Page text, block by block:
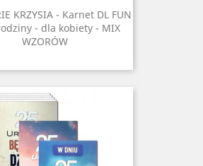
KRZYSIA - Karnet DL FUN
- dla kobiety - MIX
WZORÓW